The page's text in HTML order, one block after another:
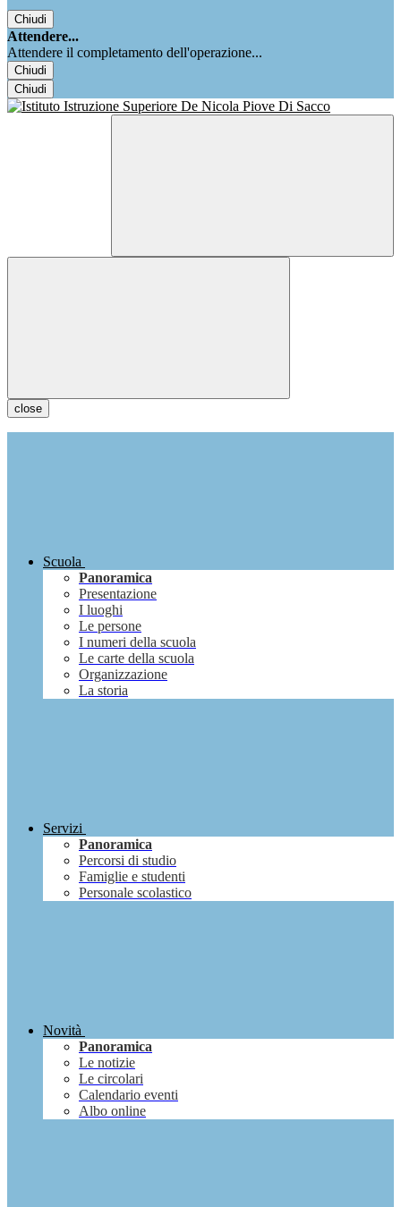
Chiudi
Attendere...
Attendere il completamento dell'operazione...
Chiudi
Chiudi
close
Scuola
Panoramica
Presentazione
I luoghi
Le persone
I numeri della scuola
Le carte della scuola
Organizzazione
La storia
Servizi
Panoramica
Percorsi di studio
Famiglie e studenti
Personale scolastico
Novità
Panoramica
Le notizie
Le circolari
Calendario eventi
Albo online